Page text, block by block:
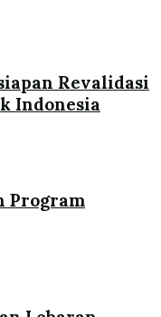
Revalidasi
Indonesia
Program